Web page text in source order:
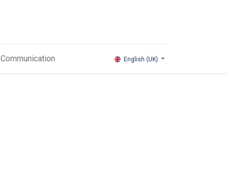
Communication English (UK)